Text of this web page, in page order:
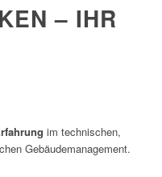
– IHR
im technischen,
Gebäudemanagement.